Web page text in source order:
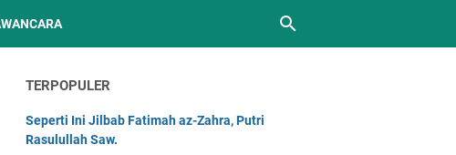
TERPOPULER
Seperti Ini Jilbab Fatimah az-Zahra, Putri
Rasulullah Saw.